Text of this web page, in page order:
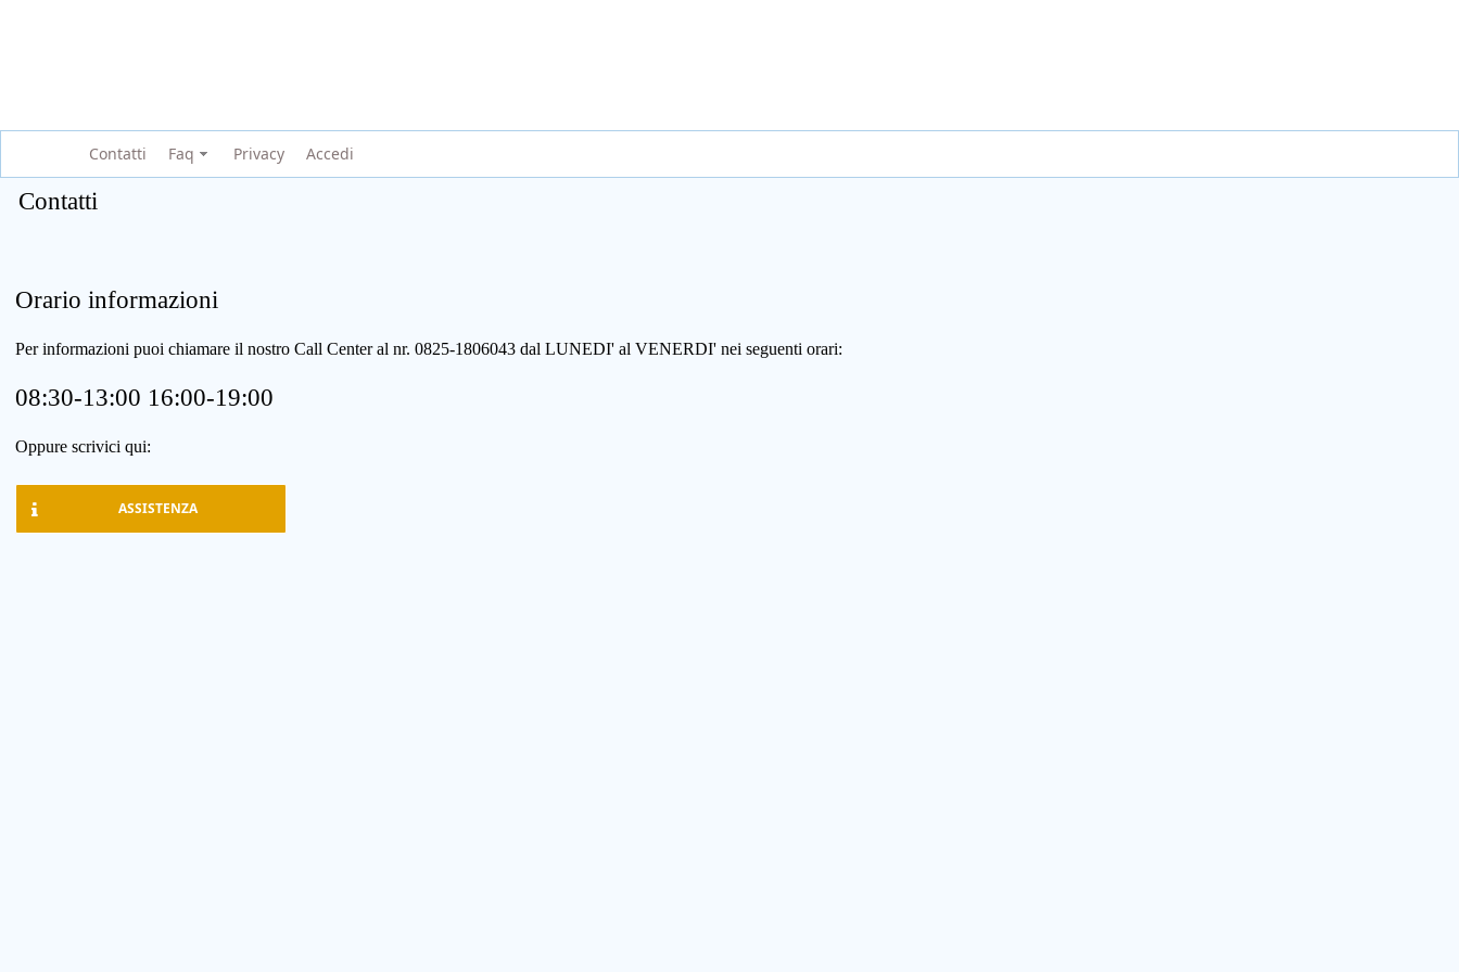
Contatti Faq Privacy Accedi
Contatti
Orario informazioni
Per informazioni puoi chiamare il nostro Call Center al nr. 0825-1806043 dal LUNEDI' al VENERDI' nei seguenti orari:
08:30-13:00 16:00-19:00
Oppure scrivici qui:
ASSISTENZA